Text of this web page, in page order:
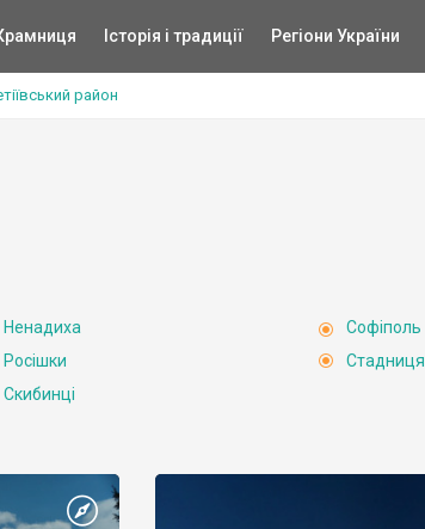
Історія і традиції Регіони України
район
Ненадиха
Росішки
Скибинці
Софіполь
Стадниця